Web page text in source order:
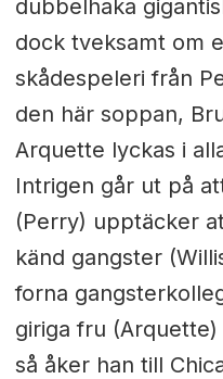
dubbelhaka
dock tveksamt om
skådespeleri från
den här soppan,
Arquette lyckas i
Intrigen går ut på
(Perry) upptäcker
känd gangster
forna
giriga fru
så åker han till